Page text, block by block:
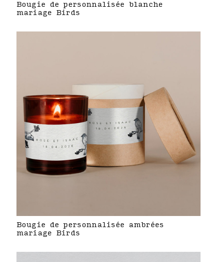
Bougie de personnalisée blanche
mariage Birds
Bougie de personnalisée ambrées
mariage Birds